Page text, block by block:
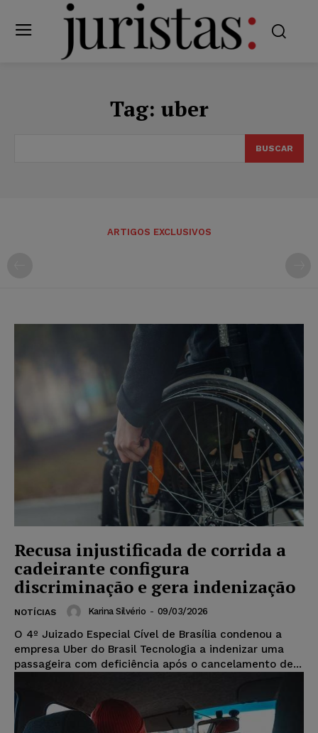
Tag: uber
BUSCAR
ARTIGOS EXCLUSIVOS
Recusa injustificada de corrida a
cadeirante configura
discriminação e gera indenização
NOTÍCIAS Karina Silvério - 09/03/2026
O 4º Juizado Especial Cível de Brasília condenou a
empresa Uber do Brasil Tecnologia a indenizar uma
passageira com deficiência após o cancelamento de...